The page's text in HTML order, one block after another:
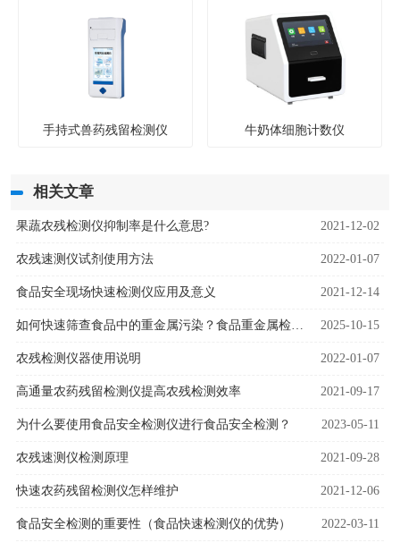
手持式兽药残留检测仪 牛奶体细胞计数仪
相关文章
果蔬农残检测仪抑制率是什么意思? 2021-12-02
农残速测仪试剂使用方法 2022-01-07
食品安全现场快速检测仪应用及意义 2021-12-14
​​如何快速筛查食品中的重金属污染？食品重金属检测仪器为安全监管提供解决方案​​ 2025-10-15
农残检测仪器使用说明 2022-01-07
高通量农药残留检测仪提高农残检测效率 2021-09-17
为什么要使用食品安全检测仪进行食品安全检测？ 2023-05-11
农残速测仪检测原理 2021-09-28
快速农药残留检测仪怎样维护 2021-12-06
食品安全检测的重要性（食品快速检测仪的优势） 2022-03-11